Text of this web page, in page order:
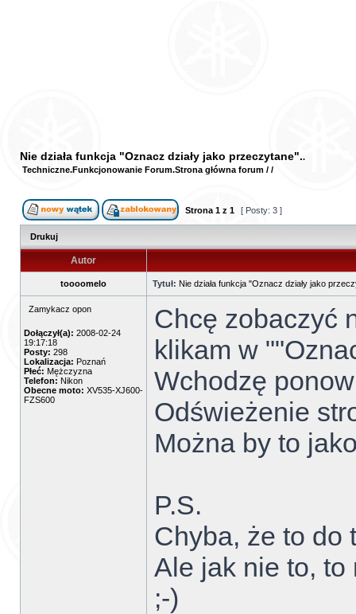
Nie działa funkcja "Oznacz działy jako przeczytane".
Strona główna forum /
Techniczne /
Funkcjonowanie Forum
Strona 1 z 1 [ Posty: 3 ]
Drukuj
Autor
toooomelo Tytuł: Nie działa funkcja "Oznacz działy jako
Zamykacz opon
Dołączył(a): 2008-02-24
19:17:18
Posty: 298
Lokalizacja: Poznań
Płeć: Mężczyzna
Telefon: Nikon
Obecne moto: XV535-XJ600-
FZS600
Chcę zobaczyć
klikam w
Wchodzę
Odświeżenie
Można by to
P.S.
Chyba, że to do
Ale jak nie to, to
;-)